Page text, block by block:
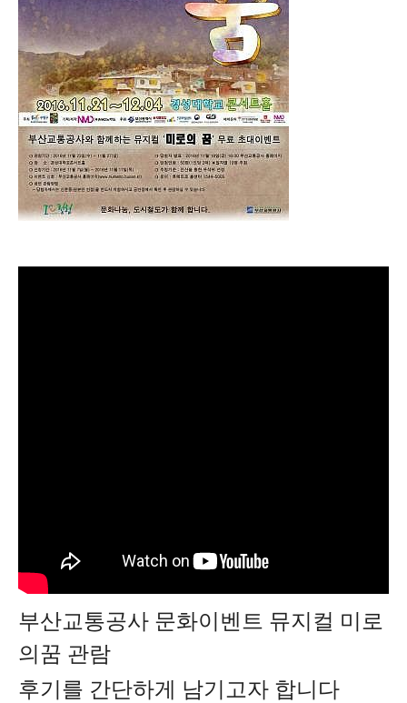
부산교통공사 문화이벤트 뮤지컬 미로
의꿈 관람
후기를 간단하게 남기고자 합니다